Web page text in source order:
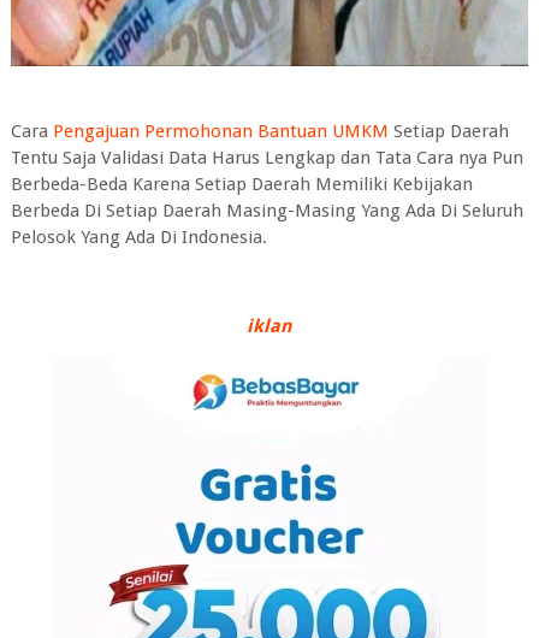
Cara Pengajuan Permohonan Bantuan UMKM Setiap Daerah
Tentu Saja Validasi Data Harus Lengkap dan Tata Cara nya Pun
Berbeda-Beda Karena Setiap Daerah Memiliki Kebijakan
Berbeda Di Setiap Daerah Masing-Masing Yang Ada Di Seluruh
Pelosok Yang Ada Di Indonesia.
iklan